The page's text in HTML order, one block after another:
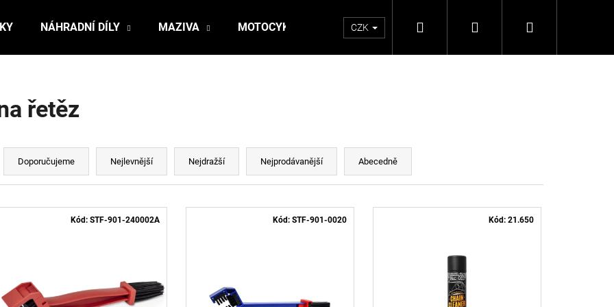
NÁHRADNÍ DÍLY MAZIVA MOTOCYKLY CZK Hledat PřihlášeníNákupní
řetěz
Ř
Doporučujeme Nejlevnější Nejdražší Nejprodávanější Abecedně
p
Kód:STF-901-240002A Kód: STF-901-0020 Kód: 21.650
Doporučujeme